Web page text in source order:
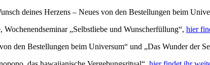
deines Herzens – Neues von den Bestellungen beim
„Selbstliebe und Wunscherfüllung“, hier
den Bestellungen beim Universum“ und „Das Wunder der